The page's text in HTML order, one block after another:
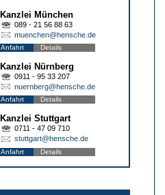
Kanzlei München
089 - 21 56 88 63
muenchen@hensche.de
Anfahrt Details
Kanzlei Nürnberg
0911 - 95 33 207
nuernberg@hensche.de
Anfahrt Details
Kanzlei Stuttgart
0711 - 47 09 710
stuttgart@hensche.de
Anfahrt Details